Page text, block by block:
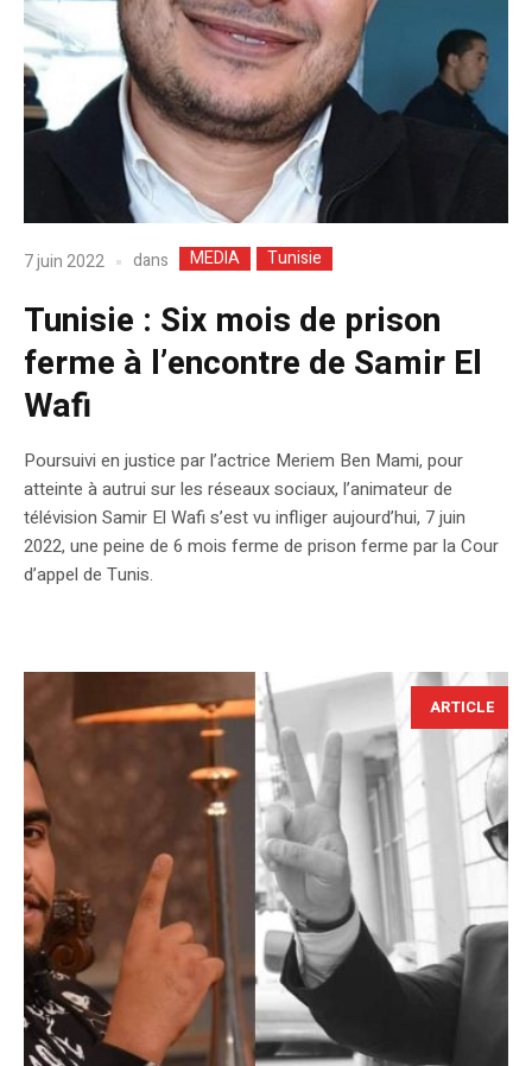
7 juin 2022 dans MEDIA Tunisie
Tunisie : Six mois de prison
ferme à l’encontre de Samir El
Wafi
Poursuivi en justice par l’actrice Meriem Ben Mami, pour
atteinte à autrui sur les réseaux sociaux, l’animateur de
télévision Samir El Wafi s’est vu infliger aujourd’hui, 7 juin
2022, une peine de 6 mois ferme de prison ferme par la Cour
d’appel de Tunis.
ARTICLE